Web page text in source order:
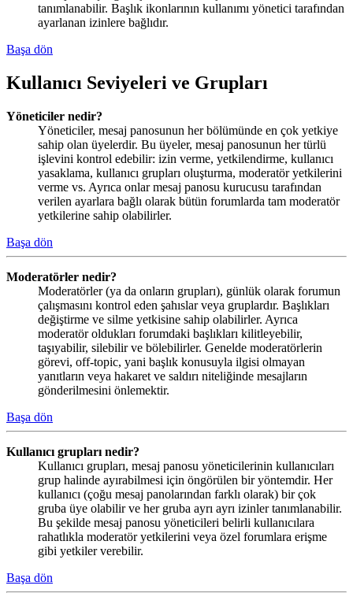
tanımlanabilir. Başlık ikonlarının kullanımı yönetici tarafından
ayarlanan izinlere bağlıdır.
Başa dön
Kullanıcı Seviyeleri ve Grupları
Yöneticiler nedir?
Yöneticiler, mesaj panosunun her bölümünde en çok yetkiye
sahip olan üyelerdir. Bu üyeler, mesaj panosunun her türlü
işlevini kontrol edebilir: izin verme, yetkilendirme, kullanıcı
yasaklama, kullanıcı grupları oluşturma, moderatör yetkilerini
verme vs. Ayrıca onlar mesaj panosu kurucusu tarafından
verilen ayarlara bağlı olarak bütün forumlarda tam moderatör
yetkilerine sahip olabilirler.
Başa dön
Moderatörler nedir?
Moderatörler (ya da onların grupları), günlük olarak forumun
çalışmasını kontrol eden şahıslar veya gruplardır. Başlıkları
değiştirme ve silme yetkisine sahip olabilirler. Ayrıca
moderatör oldukları forumdaki başlıkları kilitleyebilir,
taşıyabilir, silebilir ve bölebilirler. Genelde moderatörlerin
görevi, off-topic, yani başlık konusuyla ilgisi olmayan
yanıtların veya hakaret ve saldırı niteliğinde mesajların
gönderilmesini önlemektir.
Başa dön
Kullanıcı grupları nedir?
Kullanıcı grupları, mesaj panosu yöneticilerinin kullanıcıları
grup halinde ayırabilmesi için öngörülen bir yöntemdir. Her
kullanıcı (çoğu mesaj panolarından farklı olarak) bir çok
gruba üye olabilir ve her gruba ayrı ayrı izinler tanımlanabilir.
Bu şekilde mesaj panosu yöneticileri belirli kullanıcılara
rahatlıkla moderatör yetkilerini veya özel forumlara erişme
gibi yetkiler verebilir.
Başa dön